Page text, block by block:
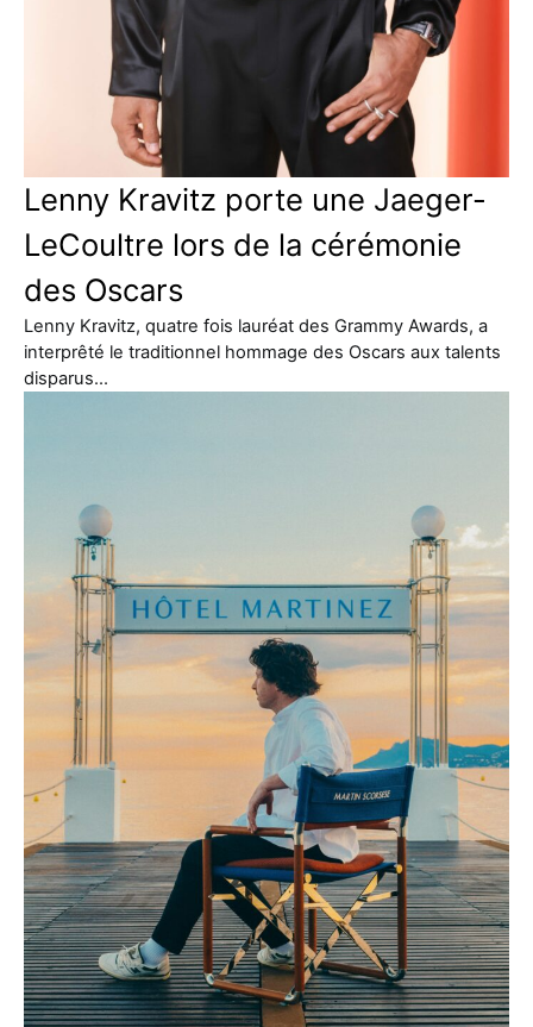
Lenny Kravitz porte une Jaeger-
LeCoultre lors de la cérémonie
des Oscars
Lenny Kravitz, quatre fois lauréat des Grammy Awards, a
interprêté le traditionnel hommage des Oscars aux talents
disparus…